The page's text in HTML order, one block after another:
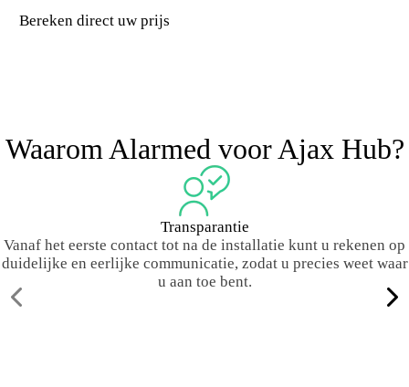
Bereken direct uw prijs
Waarom Alarmed voor Ajax Hub?
Transparantie
Vanaf het eerste contact tot na de installatie kunt u rekenen op
duidelijke en eerlijke communicatie, zodat u precies weet waar
u aan toe bent.